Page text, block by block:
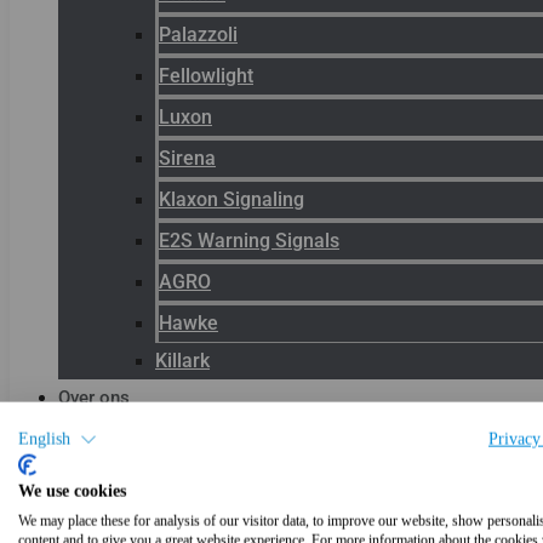
English
We use cookies
We may place these for analysis of our visitor data, to improve our website, show
Palazzoli
Fellowlight
Luxon
Sirena
Klaxon Signaling
E2S Warning Signals
AGRO
Hawke
Killark
Over ons
Blog
Productnieuws